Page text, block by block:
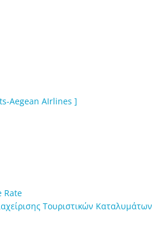
Aegean AIrlines ]
Rate
Τουριστικών Καταλυμάτων